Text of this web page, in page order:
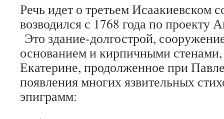
Речь идет о третьем Исаакиевском
возводился с 1768 года по проекту
Это здание-долгострой,
основанием и кирпичными стенами,
Екатерине, продолженное при
появления многих язвительных
эпиграмм: